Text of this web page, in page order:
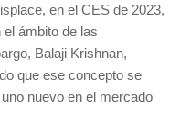
en el CES de 2023,
ámbito de las
Balaji Krishnan,
que ese concepto se
nuevo en el mercado